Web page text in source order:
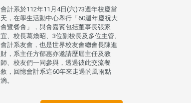
會計系於112年11月4日(六)73週年校慶當
天，在學生活動中心舉行「60週年慶祝大
會暨餐會」，與會嘉賓包括董事長張家
宜、校長葛煥昭、3位副校長及多位主管、
會計系友會，也是世界校友會總會長陳進
財，系主任方郁惠亦邀請歷屆主任及教
師、校友們一同參與，透過彼此交流餐
敘，回憶會計系這60年來走過的風雨點
滴。